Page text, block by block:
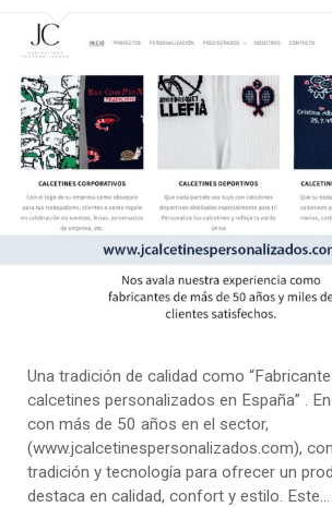
Una tradición de calidad como
calcetines personalizados en España” .
con más de 50 años en el sector,
(www.jcalcetinespersonalizados.com),
tradición y tecnología para ofrecer un
destaca en calidad, confort y estilo. Este…